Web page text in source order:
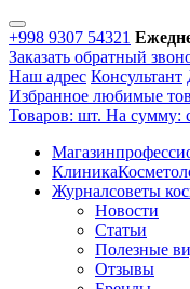
+998 9307 54321
Заказать обратный
Наш адрес Консультант
Избранное любимые
Товаров: шт. На сумму:
Магазин
Клиника
Журналсоветы
Новости
Статьи
Полезные
Отзывы